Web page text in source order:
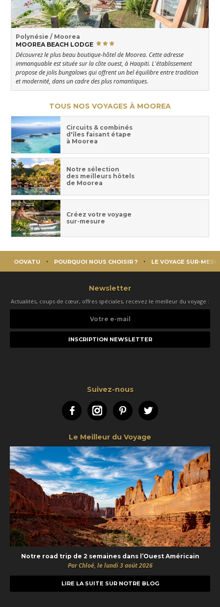
Polynésie / Moorea
MOOREA BEACH LODGE
Découvrez le plus beau boutique-hôtel de Moorea. Cette adresse
immanquable est située sur la côte ouest, à Haapiti. L'établissement
propose de jolis bungalows qui offrent un bel équilibre entre tradition
et modernité, dans un cadre des plus romantiques.
TOUS NOS VOYAGES À MOOREA
Circuits & combinés
d'îles faisant étape
à Moorea
Notre sélection
des meilleurs hôtels
de Moorea
Créez votre voyage
sur-mesure
OOVATU POURQUOI NOUS CHOISIR ? LE VOYAGE SUR-
Newsletter
Actualités, coups de cœur, offres spéciales, recevez le meilleur du voyage :
e-
Suivez-nous
FacebookInstagramPinterestTwitter
Le Meilleur du Voyage
Notre road trip de 2 semaines dans l’Ouest Américain
Par Chloé, le lundi 3 août 2026
LIRE LA SUITE SUR NOTRE BLOG